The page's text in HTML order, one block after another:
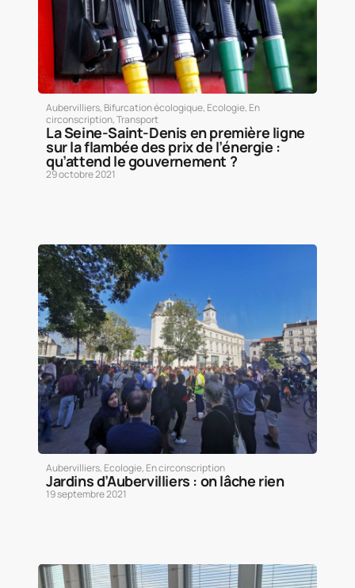
Aubervilliers, Bifurcation écologique, Ecologie, En
circonscription,Transport
La Seine-Saint-Denis en première ligne
sur la flambée des prix de l’énergie :
qu’attend le gouvernement ?
29 octobre 2021
Aubervilliers, Ecologie, En circonscription
Jardins d’Aubervilliers : on lâche rien
19 septembre 2021